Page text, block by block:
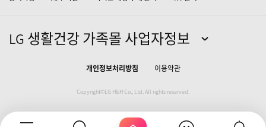
LG 생활건강 가족몰 사업자정보
개인정보처리방침 이용약관
Copyright©LG H&H Co., Ltd. All rights reserved.